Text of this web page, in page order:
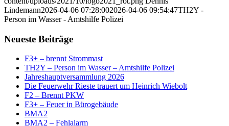
Lindemann2026-04-06 07:28:002026-04-06 09:54:47TH2Y -
Person im Wasser - Amtshilfe Polizei
Neueste Beiträge
F3+ – brennt Strommast
TH2Y – Person im Wasser – Amtshilfe Polizei
Jahreshauptversammlung 2026
Die Feuerwehr Rieste trauert um Heinrich Wiebolt
F2 – Brennt PKW
F3+ – Feuer in Bürogebäude
BMA2
BMA2 – Fehlalarm